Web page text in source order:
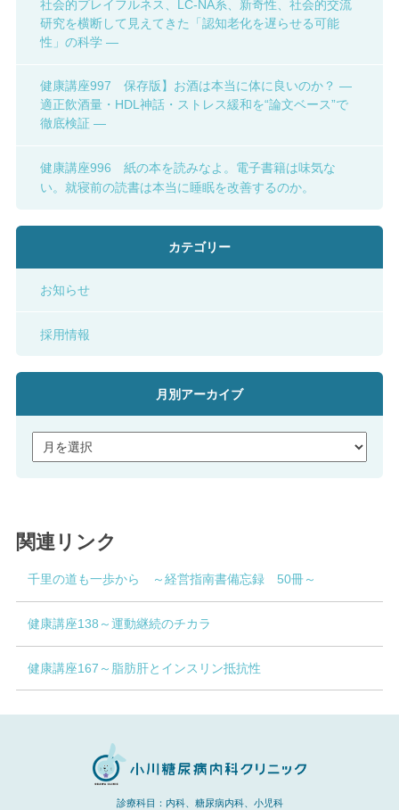
社会的プレイフルネス、LC-NA系、新奇性、社会的交流
研究を横断して見えてきた「認知老化を遅らせる可能
性」の科学 ―
健康講座997 保存版】お酒は本当に体に良いのか？ ―
適正飲酒量・HDL神話・ストレス緩和を“論文ベース”で
徹底検証 ―
健康講座996 紙の本を読みなよ。電子書籍は味気な
い。就寝前の読書は本当に睡眠を改善するのか。
カテゴリー
お知らせ
採用情報
月別アーカイブ
関連リンク
千里の道も一歩から ～経営指南書備忘録 50冊～
健康講座138～運動継続のチカラ
健康講座167～脂肪肝とインスリン抵抗性
診療科目：内科、糖尿病内科、小児科